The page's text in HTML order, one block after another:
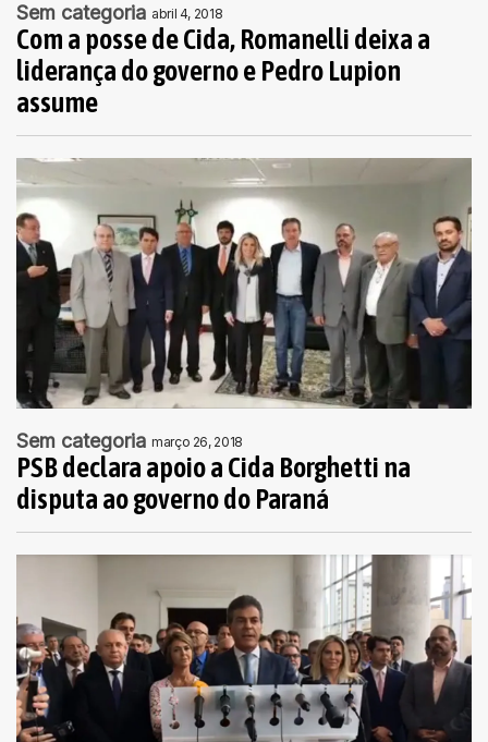
Sem categoria abril 4, 2018
Com a posse de Cida, Romanelli deixa a
liderança do governo e Pedro Lupion
assume
Sem categoria março 26, 2018
PSB declara apoio a Cida Borghetti na
disputa ao governo do Paraná